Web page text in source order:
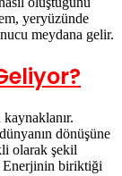
meydana gelir.
olarak şekil
Enerjinin biriktiği
yer kabuğu